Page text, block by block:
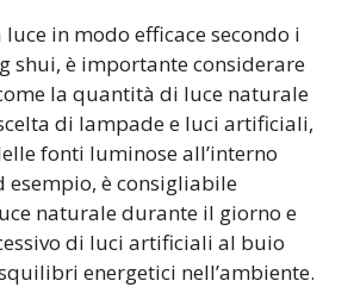
in modo efficace secondo i
shui, è importante considerare
la quantità di luce naturale
di lampade e luci artificiali,
fonti luminose all’interno
esempio, è consigliabile
naturale durante il giorno e
di luci artificiali al buio
energetici nell’ambiente.